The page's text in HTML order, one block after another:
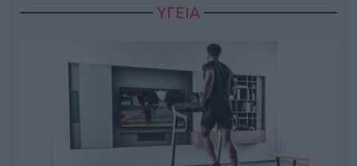
ΥΓΕΙΑ